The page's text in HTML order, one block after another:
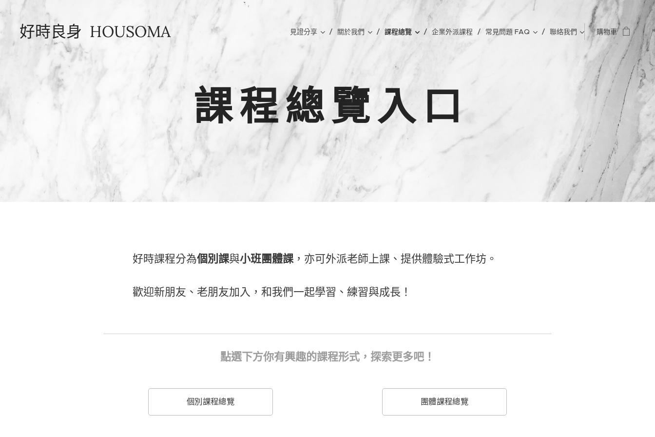
好時良身 HOUSOMA 見證分享 關於我們 課程總覽 企業外派課程 常見問題 FAQ 聯絡我們 購物車
課 程 總 覽 入 口
好時課程分為個別課與小班團體課，亦可外派老師上課、提供體驗式工作坊。
歡迎新朋友、老朋友加入，和我們一起學習、練習與成長！
點選下方你有興趣的課程形式，探索更多吧！
個別課程總覽 團體課程總覽